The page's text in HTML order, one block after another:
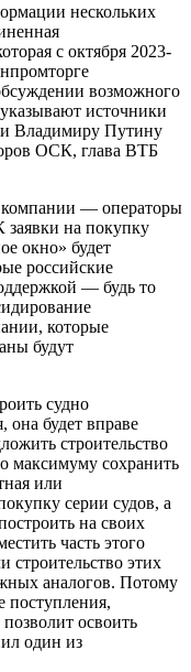
нескольких
с октября 2023-
возможного
источники
Владимиру Путину
ОСК, глава ВТБ
компании — операторы
на покупку
окно» будет
российские
— будь то
которые
будут
судно
она будет вправе
строительство
максимуму сохранить
или
серии судов, а
на своих
часть этого
строительство этих
аналогов. Потому
поступления,
освоить
один из